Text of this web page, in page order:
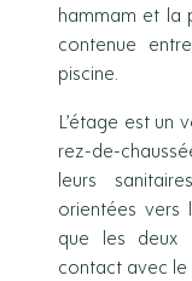
hammam et la
contenue
piscine.
L’étage est un
rez-de-
leurs
orientées vers
que les deux
contact avec le